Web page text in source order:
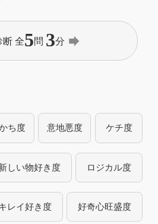
断 全5問 3分 forward
ち度 意地悪度 ケチ度
しい物好き度 ロジカル度
レイ好き度 好奇心旺盛度